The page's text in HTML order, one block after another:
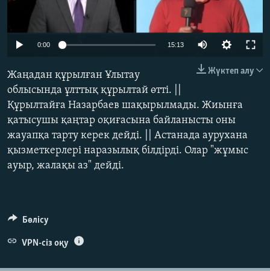
ЖАЗЫЛЫҢЫЗ
360p
720p 1080p
0:00 15:13
480p
1080p
Жүктеп алу
Жаңадан құрылған Ұлытау
облысында ұлттық құрылтай өтті. ||
Құрылтайға Назарбаев шақырылмады. Жиынға
қатысушы қаңтар оқиғасына байланысты оны
жауапқа тарту керек дейді. || Астанада аурухана
қызметкерлері наразылық білдірді. Олар "жұмыс
ауыр, жалақы аз" дейді.
Бөлісу
VPN-сіз оқу